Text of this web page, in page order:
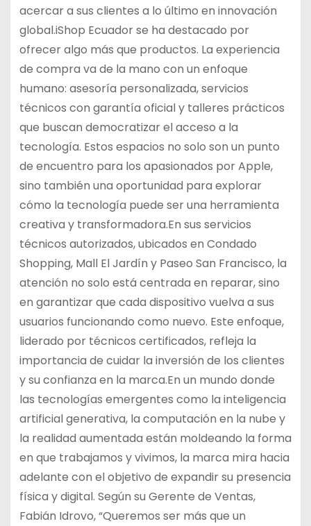
acercar a sus clientes a lo último en innovación
global.iShop Ecuador se ha destacado por
ofrecer algo más que productos. La experiencia
de compra va de la mano con un enfoque
humano: asesoría personalizada, servicios
técnicos con garantía oficial y talleres prácticos
que buscan democratizar el acceso a la
tecnología. Estos espacios no solo son un punto
de encuentro para los apasionados por Apple,
sino también una oportunidad para explorar
cómo la tecnología puede ser una herramienta
creativa y transformadora.En sus servicios
técnicos autorizados, ubicados en Condado
Shopping, Mall El Jardín y Paseo San Francisco, la
atención no solo está centrada en reparar, sino
en garantizar que cada dispositivo vuelva a sus
usuarios funcionando como nuevo. Este enfoque,
liderado por técnicos certificados, refleja la
importancia de cuidar la inversión de los clientes
y su confianza en la marca.En un mundo donde
las tecnologías emergentes como la inteligencia
artificial generativa, la computación en la nube y
la realidad aumentada están moldeando la forma
en que trabajamos y vivimos, la marca mira hacia
adelante con el objetivo de expandir su presencia
física y digital. Según su Gerente de Ventas,
Fabián Idrovo, “Queremos ser más que un